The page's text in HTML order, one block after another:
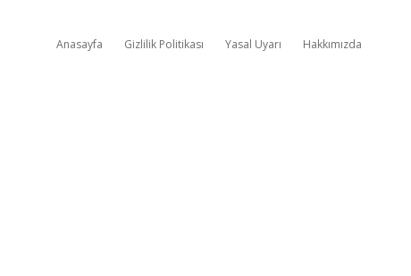
Anasayfa Gizlilik Politikası Yasal Uyarı Hakkımızda